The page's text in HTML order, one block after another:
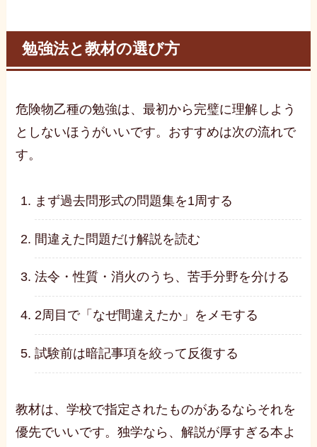
勉強法と教材の選び方
危険物乙種の勉強は、最初から完璧に理解しよう
としないほうがいいです。おすすめは次の流れで
す。
まず過去問形式の問題集を1周する
間違えた問題だけ解説を読む
法令・性質・消火のうち、苦手分野を分ける
2周目で「なぜ間違えたか」をメモする
試験前は暗記事項を絞って反復する
教材は、学校で指定されたものがあるならそれを
優先でいいです。独学なら、解説が厚すぎる本よ